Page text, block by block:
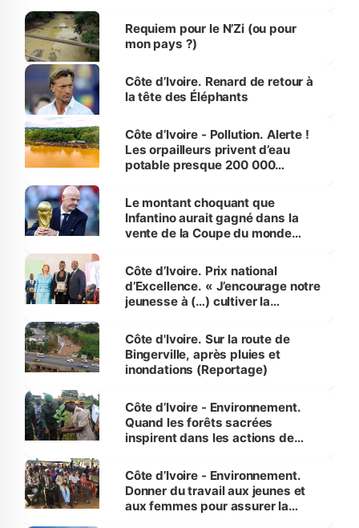
Requiem pour le N’Zi (ou pour
mon pays ?)
Côte d’Ivoire. Renard de retour à
la tête des Éléphants
Côte d’Ivoire - Pollution. Alerte !
Les orpailleurs privent d’eau
potable presque 200 000
Le montant choquant que
Infantino aurait gagné dans la
vente de la Coupe du monde
Côte d’Ivoire. Prix national
d’Excellence. « J’encourage notre
jeunesse à (…) cultiver la
(Alassane Ouattara
Côte d'Ivoire. Sur la route de
Bingerville, après pluies et
inondations (Reportage)
Côte d’Ivoire - Environnement.
Quand les forêts sacrées
inspirent dans les actions de
Côte d’Ivoire - Environnement.
Donner du travail aux jeunes et
aux femmes pour assurer la